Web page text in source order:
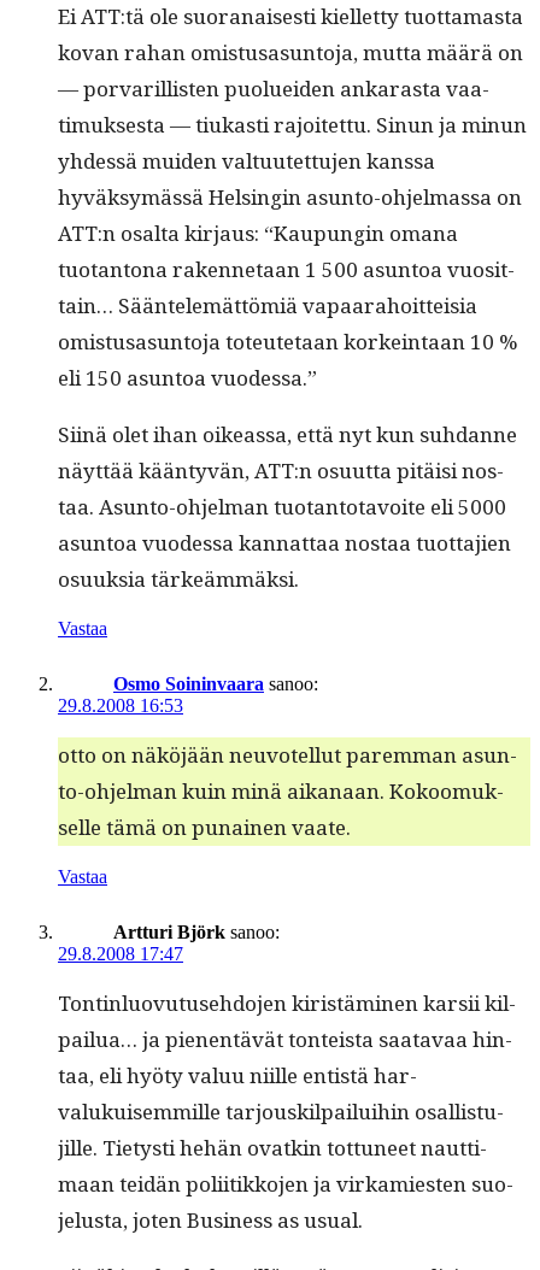
Ei ATT:tä ole suo­ranais­es­ti kiel­let­ty tuot­ta­mas­ta
kovan rahan omis­tusasun­to­ja, mut­ta määrä on
— por­var­il­lis­ten puoluei­den ankaras­ta vaa­
timuk­ses­ta — tiukasti rajoitet­tu. Sin­un ja min­un
yhdessä muiden val­tu­utet­tu­jen kanssa
hyväksymässä Helsin­gin asun­to-ohjel­mas­sa on
ATT:n osalta kir­jaus: “Kaupun­gin omana
tuotan­tona raken­netaan 1 500 asun­toa vuosit­
tain… Sään­telemät­tömiä vapaara­hoit­teisia
omis­tusasun­to­ja toteutetaan korkein­taan 10 %
eli 150 asun­toa vuodessa.”
Siinä olet ihan oike­as­sa, että nyt kun suh­danne
näyt­tää kään­tyvän, ATT:n osu­ut­ta pitäisi nos­
taa. Asun­to-ohjel­man tuotan­to­tavoite eli 5000
asun­toa vuodessa kan­nat­taa nos­taa tuot­ta­jien
osuuk­sia tärkeämmäksi.
Vastaa
Osmo Soininvaara sanoo:
29.8.2008 16:53
otto on näköjään neu­votel­lut parem­man asun­
to-ohjel­man kuin minä aikanaan. Kokoomuk­
selle tämä on punainen vaate.
Vastaa
Artturi Björk sanoo:
29.8.2008 17:47
Ton­tin­lu­ovu­tuse­hdo­jen kiristämi­nen kar­sii kil­
pailua… ja pienen­tävät ton­teista saatavaa hin­
taa, eli hyö­ty val­uu niille entistä har­
valukuisem­mille tar­jouskil­pailui­hin osal­lis­tu­
jille. Tietysti hehän ovatkin tot­tuneet naut­ti­
maan tei­dän poli­itikko­jen ja virkami­esten suo­
jelus­ta, joten Busi­ness as usual.